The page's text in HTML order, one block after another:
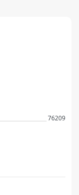
76209